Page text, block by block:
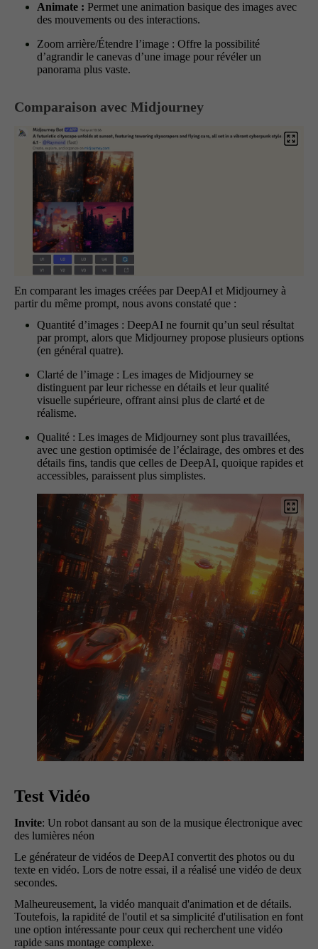
Animate : Permet une animation basique des images avec
des mouvements ou des interactions.
Zoom arrière/Étendre l’image : Offre la possibilité
d’agrandir le canevas d’une image pour révéler un
panorama plus vaste.
Comparaison avec Midjourney
En comparant les images créées par DeepAI et Midjourney à
partir du même prompt, nous avons constaté que :
Quantité d’images : DeepAI ne fournit qu’un seul résultat
par prompt, alors que Midjourney propose plusieurs options
(en général quatre).
Clarté de l’image : Les images de Midjourney se
distinguent par leur richesse en détails et leur qualité
visuelle supérieure, offrant ainsi plus de clarté et de
réalisme.
Qualité : Les images de Midjourney sont plus travaillées,
avec une gestion optimisée de l’éclairage, des ombres et des
détails fins, tandis que celles de DeepAI, quoique rapides et
accessibles, paraissent plus simplistes.
Test Vidéo
Invite: Un robot dansant au son de la musique électronique avec
des lumières néon
Le générateur de vidéos de DeepAI convertit des photos ou du
texte en vidéo. Lors de notre essai, il a réalisé une vidéo de deux
secondes.
Malheureusement, la vidéo manquait d'animation et de détails.
Toutefois, la rapidité de l'outil et sa simplicité d'utilisation en font
une option intéressante pour ceux qui recherchent une vidéo
rapide sans montage complexe.